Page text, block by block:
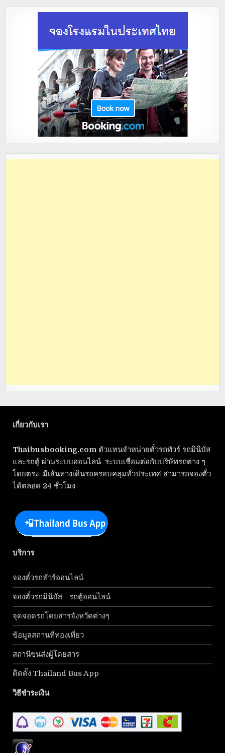
เกี่ยวกับเรา
Thaibusbooking.com ตัวแทนจำหน่ายตั๋วรถทัวร์ รถมินิบัส
และรถตู้ ผ่านระบบออนไลน์ ระบบเชื่อมต่อกับบริษัทรถต่าง ๆ
โดยตรง มีเส้นทางเดินรถครอบคลุมทั่วประเทศ สามารถจองตั๋ว
ได้ตลอด 24 ชั่วโมง
บริการ
จองตั๋วรถทัวร์ออนไลน์
จองตั๋วรถมินิบัส - รถตู้ออนไลน์
จุดจอดรถโดยสารจังหวัดต่างๆ
ข้อมูลสถานที่ท่องเที่ยว
สถานีขนส่งผู้โดยสาร
ติดตั้ง Thailand Bus App
วิธีชำระเงิน